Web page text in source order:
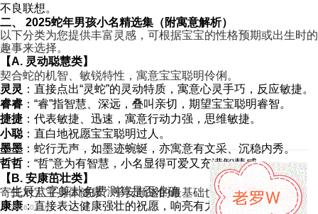
不良联想。
二、 2025蛇年男孩小名精选集（附寓意解析）
以下分类为您提供丰富灵感，可根据宝宝的性格预期或出生时的
趣事来选择。
【A. 灵动聪慧类】
契合蛇的机智、敏锐特性，寓意宝宝聪明伶俐。
灵灵 ：直接点出“灵蛇”的灵动特质，寓意心灵手巧，反应敏捷。
睿睿 ：“睿”指智慧、深远，叠叫亲切，期望宝宝聪明睿智。
捷捷 ：代表敏捷、迅速，寓意行动力强，思维敏捷。
小聪：直白地祝愿宝宝聪明过人。
墨墨 ：蛇行无声，如墨迹蜿蜒，亦寓意有文采、沉稳内秀。
哲哲 ：“哲”意为有智慧，小名显得可爱又充满智慧感。
【B. 安康茁壮类】
寄托对宝宝身体健康、平安顺遂的最基础也最重要的期盼。
康康：直接表达健康强壮的祝愿，响亮有力。
生辰八字算卦免费测算是否准确
2026-07-30